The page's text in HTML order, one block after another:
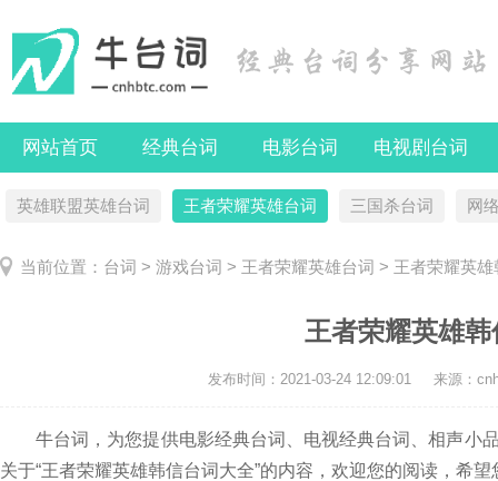
网站首页 经典台词 电影台词 电视剧台词
英雄联盟英雄台词 王者荣耀英雄台词 三国杀台词 网
当前位置： 台词 > 游戏台词 > 王者荣耀英雄台词 > 王者荣耀英
王者荣耀英雄
发布时间： 2021-03-24 12:09:01 来源：
牛台词，为您提供电影经典台词、电视经典台词、相声小
关于“王者荣耀英雄韩信台词大全”的内容，欢迎您的阅读，希望